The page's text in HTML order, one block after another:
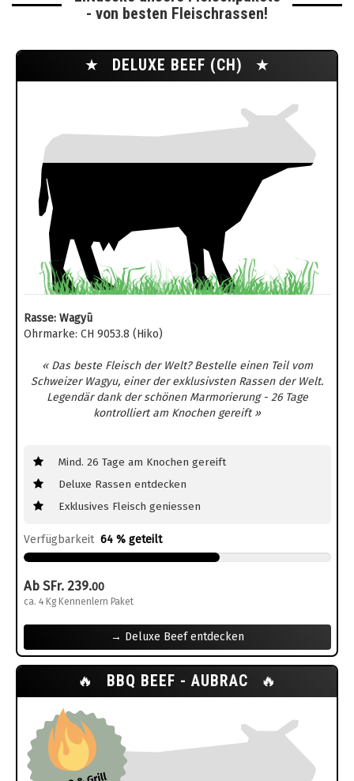
- von besten Fleischrassen!
★ DELUXE BEEF (CH) ★
Rasse: Wagyū
Ohrmarke: CH 9053.8 (Hiko)
« Das beste Fleisch der Welt? Bestelle einen Teil vom
Schweizer Wagyu, einer der exklusivsten Rassen der Welt.
Legendär dank der schönen Marmorierung - 26 Tage
kontrolliert am Knochen gereift »
Mind. 26 Tage am Knochen gereift
Deluxe Rassen entdecken
Exklusives Fleisch geniessen
Verfügbarkeit 64 % geteilt
Ab SFr. 239.00
ca. 4 Kg Kennenlern Paket
→ Deluxe Beef entdecken
🔥 BBQ BEEF - AUBRAC 🔥